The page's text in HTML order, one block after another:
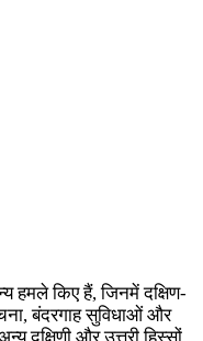
हमले किए हैं, जिनमें दक्षिण-
बंदरगाह सुविधाओं और